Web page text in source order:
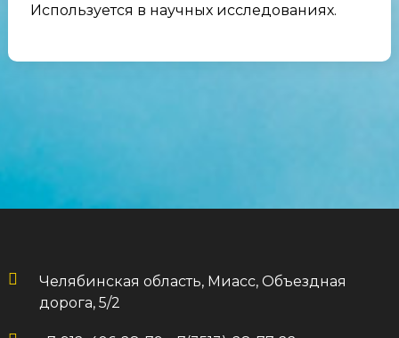
Используется в научных исследованиях.
Челябинская область, Миасс, Объездная
дорога, 5/2